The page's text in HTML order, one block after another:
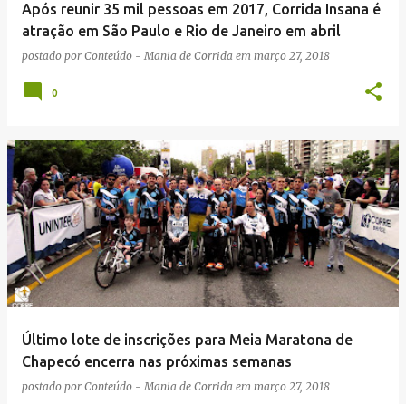
Após reunir 35 mil pessoas em 2017, Corrida Insana é
atração em São Paulo e Rio de Janeiro em abril
postado por Conteúdo - Mania de Corrida em março 27, 2018
0
Último lote de inscrições para Meia Maratona de
Chapecó encerra nas próximas semanas
postado por Conteúdo - Mania de Corrida em março 27, 2018